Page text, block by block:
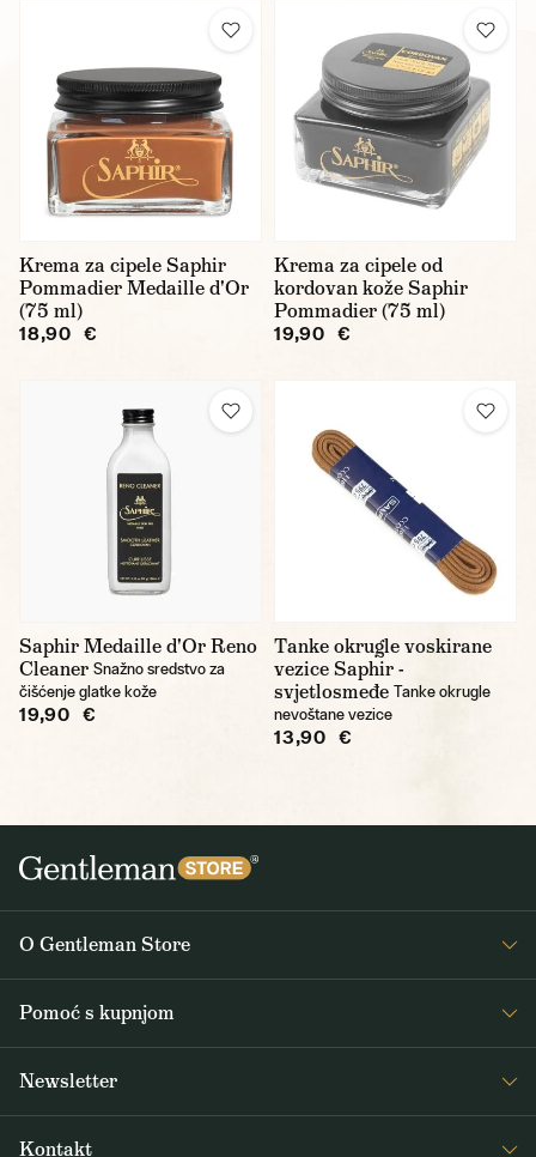
Krema za cipele Saphir
Pommadier Medaille d'Or
(75 ml)
18,90 €
Krema za cipele od
kordovan kože Saphir
Pommadier (75 ml)
19,90 €
Saphir Medaille d'Or Reno
Cleaner Snažno sredstvo za
čišćenje glatke kože
19,90 €
Tanke okrugle voskirane
vezice Saphir -
svjetlosmeđe Tanke okrugle
nevoštane vezice
13,90 €
O Gentleman Store
Pomoć s kupnjom
Opći uvjeti poslovanja
Newsletter
Kontakt